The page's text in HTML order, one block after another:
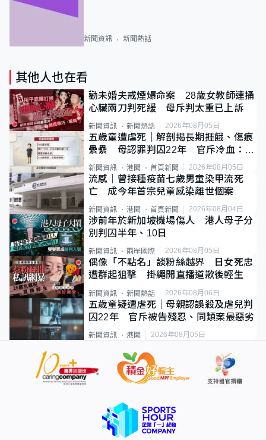
新聞資訊 新聞熱話
其他人也在看
勸未婚夫戒煙爆命案 28歲女教師連捅
心臟兩刀判死緩 母斥判太重已上訴
新聞資訊 新聞熱話 2026年08月05日
五歲童遭虐死｜解剖揭長期捱餓、傷痕
纍纍 母認罪判囚22年 官斥冷血：同
類案最惡劣
新聞資訊 港聞 首頁新聞 2026年08月05日
流感｜曾接種疫苗七歲男童染甲流死
亡 成今年首宗兒童感染離世個案
新聞資訊 港聞 首頁新聞 2026年08月04日
涉前年於新加坡機場傷人 港人母子分
別判囚半年、10日
新聞資訊 兩岸國際 2026年08月05日
偶像「不點名」談粉絲越界 日女死忠
遭群起狙擊 掛繩開直播道歉後輕生
新聞資訊 新聞熱話 2026年08月06日
五歲童疑遭虐死｜母親認誤殺及虐兒判
囚22年 官斥被告殘忍、同類案最惡劣
新聞資訊 港聞 2026年08月05日